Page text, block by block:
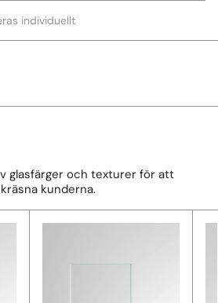
individuellt
glasfärger och texturer för att
kunderna.